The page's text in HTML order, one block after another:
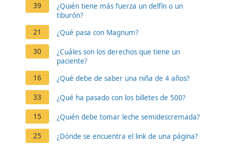
39
¿Quién tiene más fuerza un delfín o un
tiburón?
21
¿Qué pasa con Magnum?
30
¿Cuáles son los derechos que tiene un
paciente?
16
¿Qué debe de saber una niña de 4 años?
33 ¿Qué ha pasado con los billetes de 500?
15 ¿Quién debe tomar leche semidescremada?
25 ¿Dónde se encuentra el link de una página?